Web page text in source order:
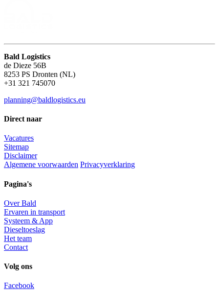
Bald Logistics
de Dieze 56B
8253 PS Dronten (NL)
+31 321 745070
planning@baldlogistics.eu
Direct naar
Vacatures
Sitemap
Disclaimer
Algemene voorwaarden Privacyverklaring
Pagina's
Over Bald
Ervaren in transport
Systeem & App
Dieseltoeslag
Het team
Contact
Volg ons
Facebook